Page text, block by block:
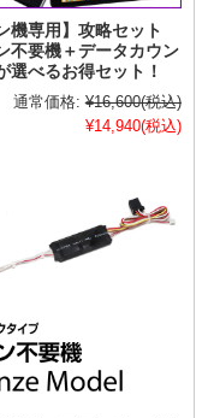
機専用】攻略セット
不要機＋データカウン
選べるお得セット！
通常価格: ¥16,600(税込)
¥14,940(税込)